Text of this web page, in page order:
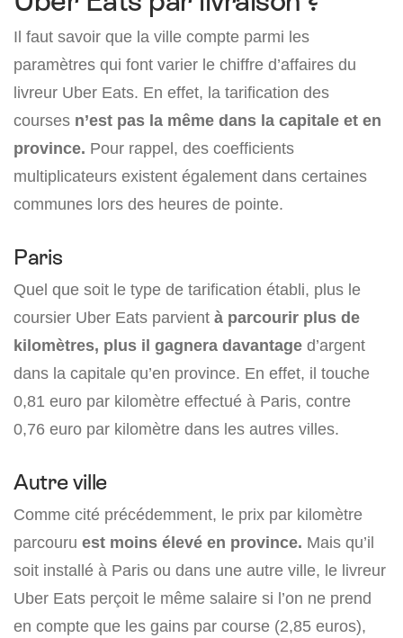
Il faut savoir que la ville compte parmi les
paramètres qui font varier le chiffre d’affaires du
livreur Uber Eats. En effet, la tarification des
courses n’est pas la même dans la capitale et en
province. Pour rappel, des coefficients
multiplicateurs existent également dans certaines
communes lors des heures de pointe.
Paris
Quel que soit le type de tarification établi, plus le
coursier Uber Eats parvient à parcourir plus de
kilomètres, plus il gagnera davantage d’argent
dans la capitale qu’en province. En effet, il touche
0,81 euro par kilomètre effectué à Paris, contre
0,76 euro par kilomètre dans les autres villes.
Autre ville
Comme cité précédemment, le prix par kilomètre
parcouru est moins élevé en province. Mais qu’il
soit installé à Paris ou dans une autre ville, le livreur
Uber Eats perçoit le même salaire si l’on ne prend
en compte que les gains par course (2,85 euros),